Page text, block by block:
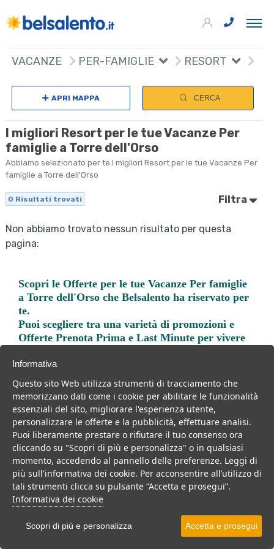
VACANZE PER-FAMIGLIE RESORT
APRI MAPPA CERCA
I migliori Resort per le tue Vacanze Per
famiglie a Torre dell'Orso
Abbiamo selezionato per te I migliori Resort per le tue Vacanze Per
famiglie a Torre dell'Orso
0 Risultati trovati Filtra
Non abbiamo trovato nessun risultato per questa
pagina:
Scopri leOfferte per le tue Vacanze Per famiglie
a Torre dell'Orso che Belsalento ha riservato per
te.
Puoi scegliere tra una varietà di promozioni e
Offerte Prenota Prima e Last Minute per vivere
Trova la soluzione migliore per la tua prossima
vacanza.
Noi di belsalento.it abbiamo selezionato per te le migliori mete, i
migliori servizi, le migliori offerte per il tuo prossimo viaggio.
Informativa
Questo sito Web utilizza strumenti di tracciamento che
memorizzano dati come i cookie per abilitare le funzionalità
essenziali del sito, migliorare l'esperienza utente,
personalizzare le offerte e la pubblicità, effettuare analisi.
Puoi liberamente prestare o rifiutare il tuo consenso ora
cliccando su "Scopri di più e personalizza" o in qualsiasi
momento, accedendo al pannello delle preferenze. Leggi di
più sull'informativa dei cookie. Per acconsentire all’utilizzo di
tali strumenti clicca su pulsante “Accetta e prosegui”.
Informativa dei cookie
Scopri di più e personalizza Accetta e prosegui